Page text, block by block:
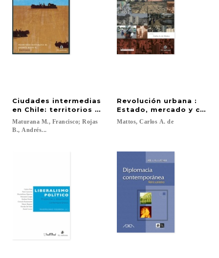
Ciudades intermedias
en Chile: territorios olvidados
Maturana M., Francisco; Rojas
B., Andrés...
Revolución urbana :
Estado, mercado y
Mattos, Carlos A. de